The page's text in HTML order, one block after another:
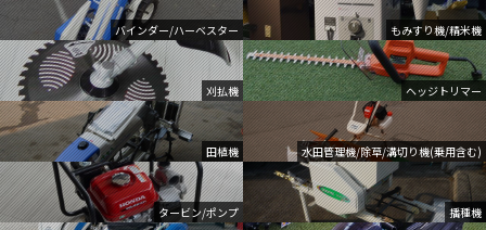
バインダー/ハーベスター もみすり機/精米機
刈払機 ヘッジトリマー
田植機 水田管理機/除草/溝切り機(乗用含む)
タービン/ポンプ 播種機